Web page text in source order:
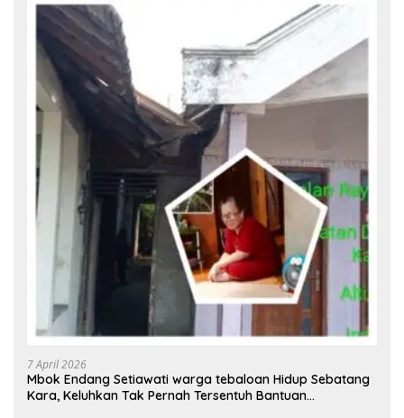
7 April 2026
Mbok Endang Setiawati warga tebaloan Hidup Sebatang
Kara, Keluhkan Tak Pernah Tersentuh Bantuan